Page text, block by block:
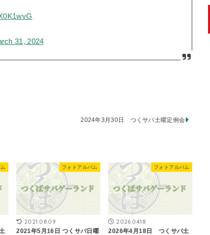
31, 2024
2024年3月30日 つくサバ土曜定例会
フォトアルバム
2021.08.09
2021年5月16日 ​つくサバ日曜
フォトアルバム
2026.04.18
2026年4月18日 つくサバ土